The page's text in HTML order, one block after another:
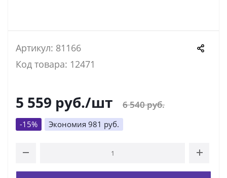
Артикул: 81166
Код товара: 12471
5 559 руб./шт 6 540руб.
-15% Экономия 981 руб.